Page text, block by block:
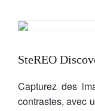
SteREO
Capturez des
contrastes, avec